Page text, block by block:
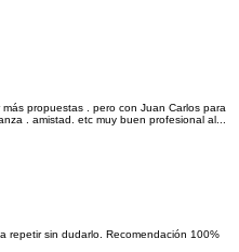
propuestas . pero con Juan Carlos para
. amistad. etc muy buen profesional al...
repetir sin dudarlo. Recomendación 100%